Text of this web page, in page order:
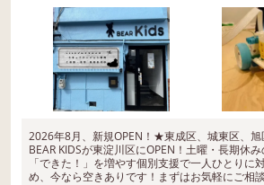
2026年8月、新規OPEN！★東成区、城東区、
BEAR KIDSが東淀川区にOPEN！土曜・長期休み
「できた！」を増やす個別支援で一人ひとりに
め、今なら空きありです！まずはお気軽にご相